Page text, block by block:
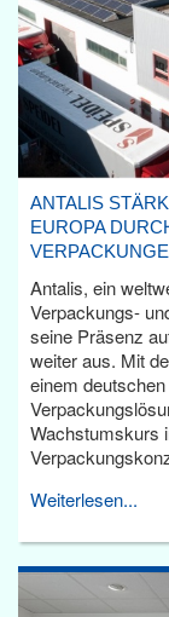
ANTALIS
EUROPA
Antalis, ein
Verpackungs-
seine Präsenz
weiter aus. Mit
einem
Wachstumskurs
Weiterlesen...